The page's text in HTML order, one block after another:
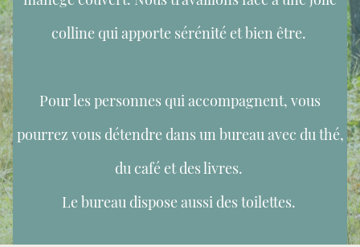
colline qui apporte sérénité et bien être.
Pour les personnes qui accompagnent, vous
pourrez vous détendre dans un bureau avec du thé,
du café et des livres.
Le bureau dispose aussi des toilettes.